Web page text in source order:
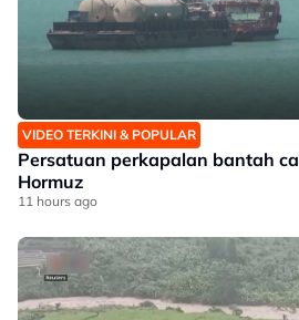
VIDEO TERKINI & POPULAR
Persatuan perkapalan bantah
Hormuz
11 hours ago